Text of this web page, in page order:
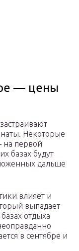
— цены
Некоторые
на первой
базах будут
дальше
влияет и
выпадает
отдыха
в сентябре и